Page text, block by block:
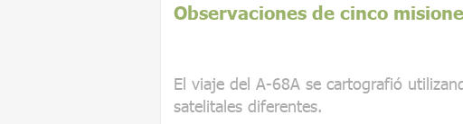
Observaciones de cinco
El viaje del A-68A se cartografió
satelitales diferentes.